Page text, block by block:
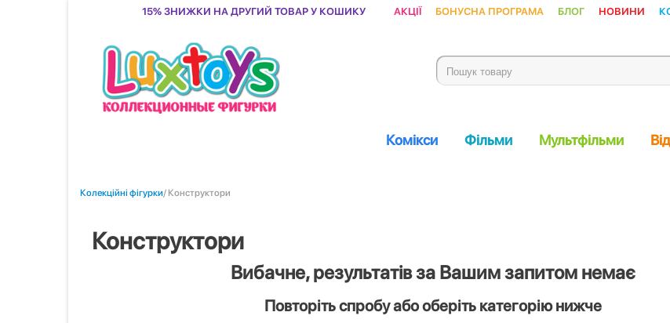
15% знижки на другий товар у кошику Акції Бонусна програма Блог Новини
Комікси Фільми Мультфільми
Колекційні фігурки/ Конструктори
Конструктори
Вибачне, результатів за Вашим запитом немає
Повторіть спробу або оберіть категорію нижче